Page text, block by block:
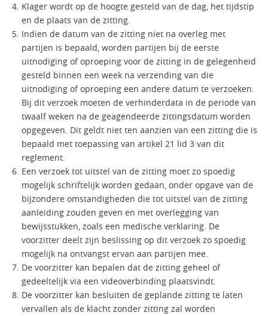
Klager wordt op de hoogte gesteld van de dag, het tijdstip
en de plaats van de zitting.
Indien de datum van de zitting niet na overleg met
partijen is bepaald, worden partijen bij de eerste
uitnodiging of oproeping voor de zitting in de gelegenheid
gesteld binnen een week na verzending van die
uitnodiging of oproeping een andere datum te verzoeken.
Bij dit verzoek moeten de verhinderdata in de periode van
twaalf weken na de geagendeerde zittingsdatum worden
opgegeven. Dit geldt niet ten aanzien van een zitting die is
bepaald met toepassing van artikel 21 lid 3 van dit
reglement.
Een verzoek tot uitstel van de zitting moet zo spoedig
mogelijk schriftelijk worden gedaan, onder opgave van de
bijzondere omstandigheden die tot uitstel van de zitting
aanleiding zouden geven en met overlegging van
bewijsstukken, zoals een medische verklaring. De
voorzitter deelt zijn beslissing op dit verzoek zo spoedig
mogelijk na ontvangst ervan aan partijen mee.
De voorzitter kan bepalen dat de zitting geheel of
gedeeltelijk via een videoverbinding plaatsvindt.
De voorzitter kan besluiten de geplande zitting te laten
vervallen als de klacht zonder zitting zal worden